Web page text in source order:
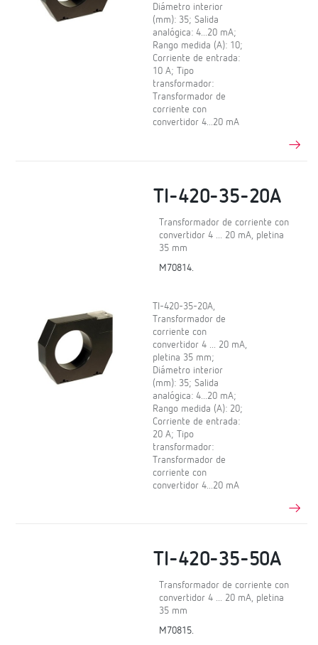
Diámetro interior
(mm): 35; Salida
analógica: 4...20 mA;
Rango medida (A): 10;
Corriente de entrada:
10 A; Tipo
transformador:
Transformador de
corriente con
convertidor 4...20 mA
TI-420-35-20A
Transformador de corriente con
convertidor 4 ... 20 mA, pletina
35 mm
M70814.
TI-420-35-20A,
Transformador de
corriente con
convertidor 4 ... 20 mA,
pletina 35 mm;
Diámetro interior
(mm): 35; Salida
analógica: 4...20 mA;
Rango medida (A): 20;
Corriente de entrada:
20 A; Tipo
transformador:
Transformador de
corriente con
convertidor 4...20 mA
TI-420-35-50A
Transformador de corriente con
convertidor 4 ... 20 mA, pletina
35 mm
M70815.